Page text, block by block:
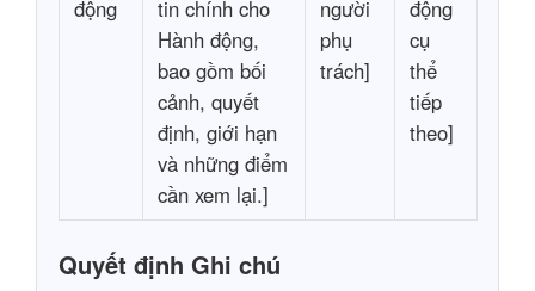
động
tin chính cho
Hành động,
bao gồm bối
cảnh, quyết
định, giới hạn
và những điểm
cần xem lại.]
người
phụ
trách]
động
cụ
thể
tiếp
theo]
Quyết định Ghi chú